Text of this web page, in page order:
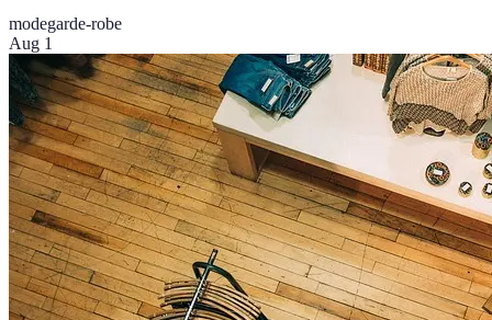
modegarde-robe
Aug 1